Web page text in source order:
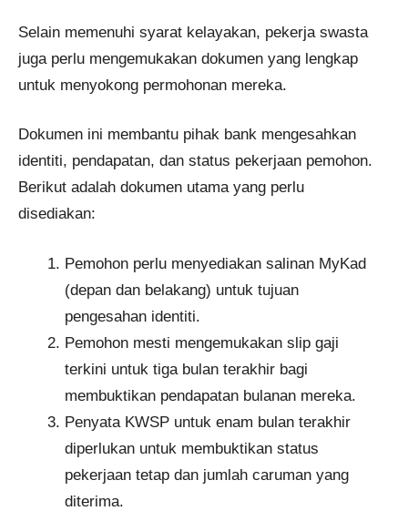
Selain memenuhi syarat kelayakan, pekerja swasta
juga perlu mengemukakan dokumen yang lengkap
untuk menyokong permohonan mereka.
Dokumen ini membantu pihak bank mengesahkan
identiti, pendapatan, dan status pekerjaan pemohon.
Berikut adalah dokumen utama yang perlu
disediakan:
Pemohon perlu menyediakan salinan MyKad
(depan dan belakang) untuk tujuan
pengesahan identiti.
Pemohon mesti mengemukakan slip gaji
terkini untuk tiga bulan terakhir bagi
membuktikan pendapatan bulanan mereka.
Penyata KWSP untuk enam bulan terakhir
diperlukan untuk membuktikan status
pekerjaan tetap dan jumlah caruman yang
diterima.